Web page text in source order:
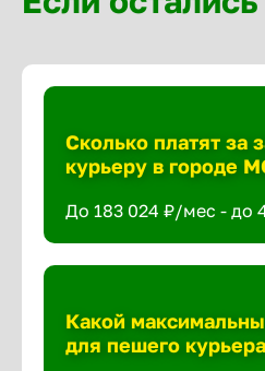
Сколько платят за
курьеру в городе
До 183 024 ₽/мес - до
Какой
для пешего